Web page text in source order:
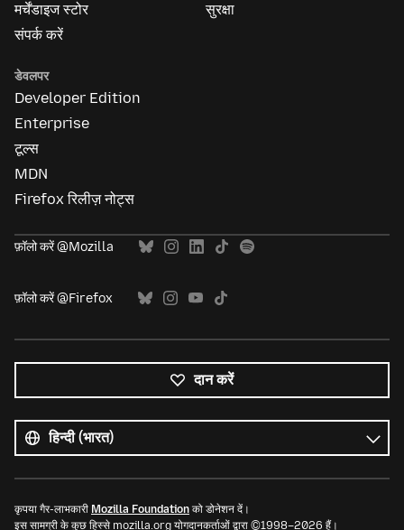
मर्चेंडाइज स्टोर
संपर्क करें
सुरक्षा
डेवलपर
Developer Edition
Enterprise
टूल्स
MDN
Firefox रिलीज़ नोट्स
फ़ॉलो करें @Mozilla
फ़ॉलो करें @Firefox
दान करें
भाषाएं
भाषा
कृपया गैर-लाभकारी Mozilla Foundation को डोनेशन दें।
इस सामग्री के कुछ हिस्से mozilla.org योगदानकर्ताओं द्वारा ©1998–2026 हैं।